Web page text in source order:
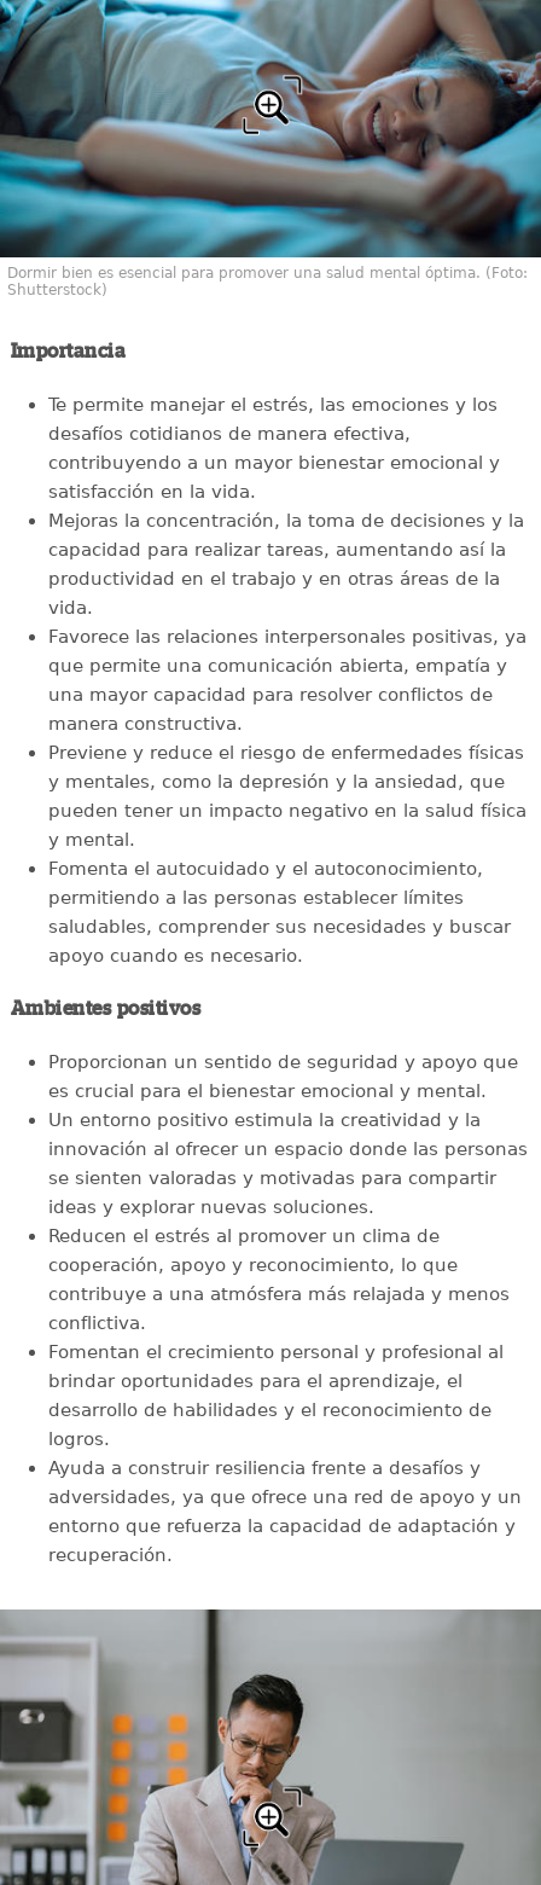
Dormir bien es esencial para promover una salud mental óptima. (Foto:
Shutterstock)
Importancia
Te permite manejar el estrés, las emociones y los
desafíos cotidianos de manera efectiva,
contribuyendo a un mayor bienestar emocional y
satisfacción en la vida.
Mejoras la concentración, la toma de decisiones y la
capacidad para realizar tareas, aumentando así la
productividad en el trabajo y en otras áreas de la
vida.
Favorece las relaciones interpersonales positivas, ya
que permite una comunicación abierta, empatía y
una mayor capacidad para resolver conflictos de
manera constructiva.
Previene y reduce el riesgo de enfermedades físicas
y mentales, como la depresión y la ansiedad, que
pueden tener un impacto negativo en la salud física
y mental.
Fomenta el autocuidado y el autoconocimiento,
permitiendo a las personas establecer límites
saludables, comprender sus necesidades y buscar
apoyo cuando es necesario.
Ambientes positivos
Proporcionan un sentido de seguridad y apoyo que
es crucial para el bienestar emocional y mental.
Un entorno positivo estimula la creatividad y la
innovación al ofrecer un espacio donde las personas
se sienten valoradas y motivadas para compartir
ideas y explorar nuevas soluciones.
Reducen el estrés al promover un clima de
cooperación, apoyo y reconocimiento, lo que
contribuye a una atmósfera más relajada y menos
conflictiva.
Fomentan el crecimiento personal y profesional al
brindar oportunidades para el aprendizaje, el
desarrollo de habilidades y el reconocimiento de
logros.
Ayuda a construir resiliencia frente a desafíos y
adversidades, ya que ofrece una red de apoyo y un
entorno que refuerza la capacidad de adaptación y
recuperación.